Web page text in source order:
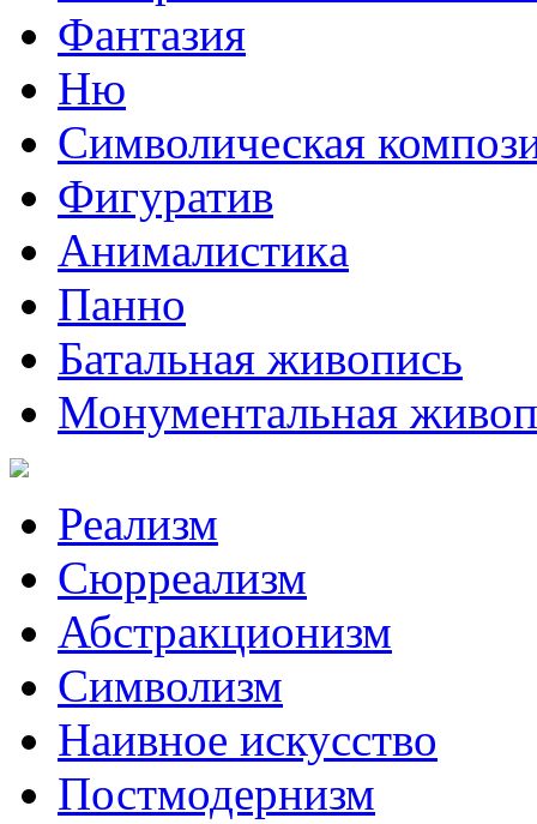
Фантазия
Ню
Символическая
Фигуратив
Анималистикa
Панно
Батальная живопись
Монументальная
Реализм
Сюрреализм
Абстракционизм
Символизм
Наивное искусство
Постмодернизм